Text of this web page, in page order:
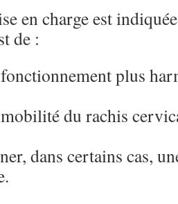
en charge est
de :
plus
du rachis
dans certains cas,